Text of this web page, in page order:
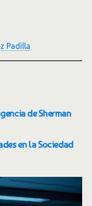
Padilla
de Sherman
en la Sociedad